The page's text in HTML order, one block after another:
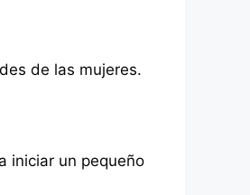
de las mujeres.
iniciar un pequeño